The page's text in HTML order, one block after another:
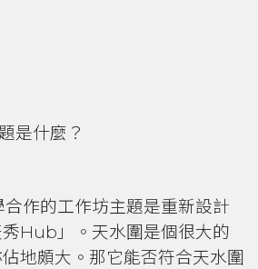
是什麼？
合作的工作坊主題是重新設計
Hub」。天水圍是個很大的
地頗大。那它能否符合天水圍